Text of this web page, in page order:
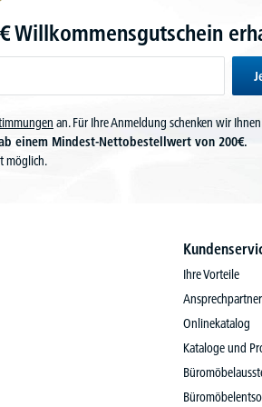
Willkommensgutschein
an. Für Ihre Anmeldung schenken wir Ihnen
einem Mindest-Nettobestellwert von 200€.
möglich.
Ihre Vorteile
Ansprechpartner
Onlinekatalog
Kataloge und